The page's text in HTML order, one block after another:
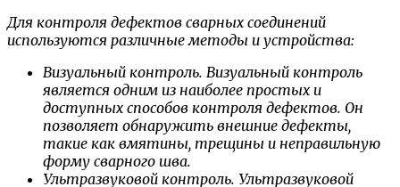
Для контроля дефектов сварных соединений
используются различные методы и устройства:
Визуальный контроль. Визуальный контроль
является одним из наиболее простых и
доступных способов контроля дефектов. Он
позволяет обнаружить внешние дефекты,
такие как вмятины, трещины и неправильную
форму сварного шва.
Ультразвуковой контроль. Ультразвуковой